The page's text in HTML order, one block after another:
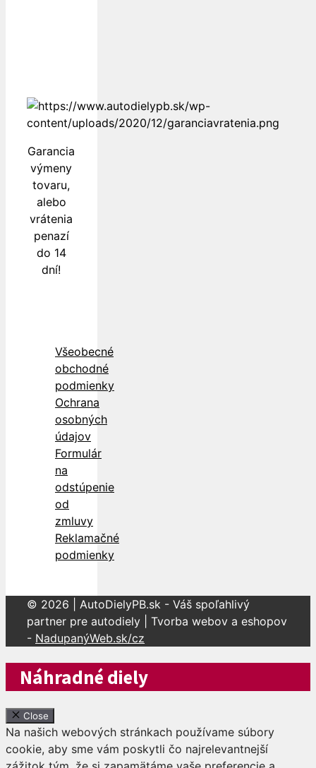
Garancia
výmeny
tovaru,
alebo
vrátenia
penazí
do 14
dní!
Všeobecné
obchodné
podmienky
Ochrana
osobných
údajov
Formulár
na
odstúpenie
od
zmluvy
Reklamačné
podmienky
© 2026 | AutoDielyPB.sk - Váš spoľahlivý
partner pre autodiely | Tvorba webov a eshopov
- NadupanýWeb.sk/cz
Náhradné diely
Close
Na našich webových stránkach používame súbory
cookie, aby sme vám poskytli čo najrelevantnejší